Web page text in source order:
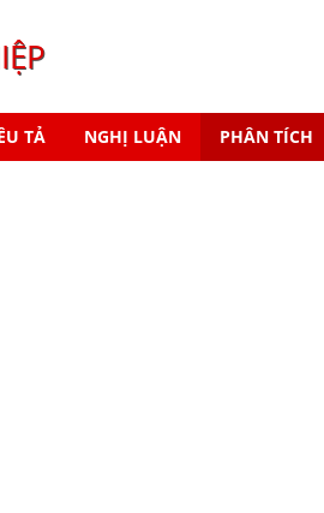
TẢ NGHỊ LUẬN PHÂN TÍCH